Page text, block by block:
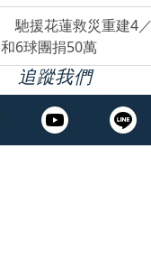
馳援花蓮救災重建4
6球團捐50萬
追蹤我們